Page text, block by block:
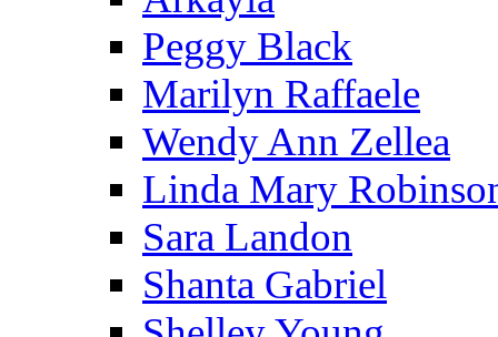
Peggy Black
Marilyn Raffaele
Wendy Ann Zellea
Linda Mary
Sara Landon
Shanta Gabriel